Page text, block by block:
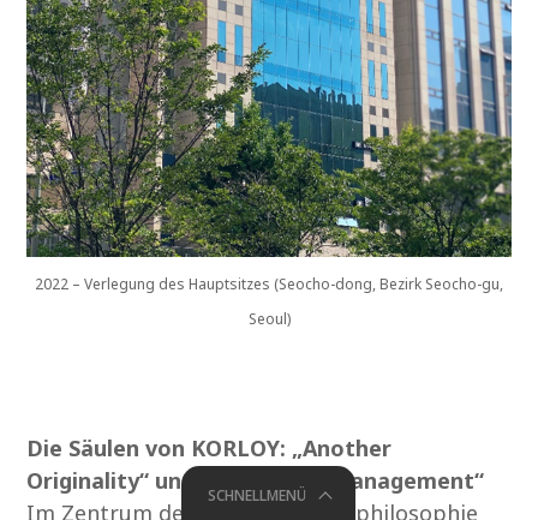
2022 – Verlegung des Hauptsitzes (Seocho-dong, Bezirk Seocho-gu,
Seoul)
Die Säulen von KORLOY: „Another
Originality“ und „Happiness Management“
Im Zentrum der Unternehmensphilosophie
SCHNELLMENÜ